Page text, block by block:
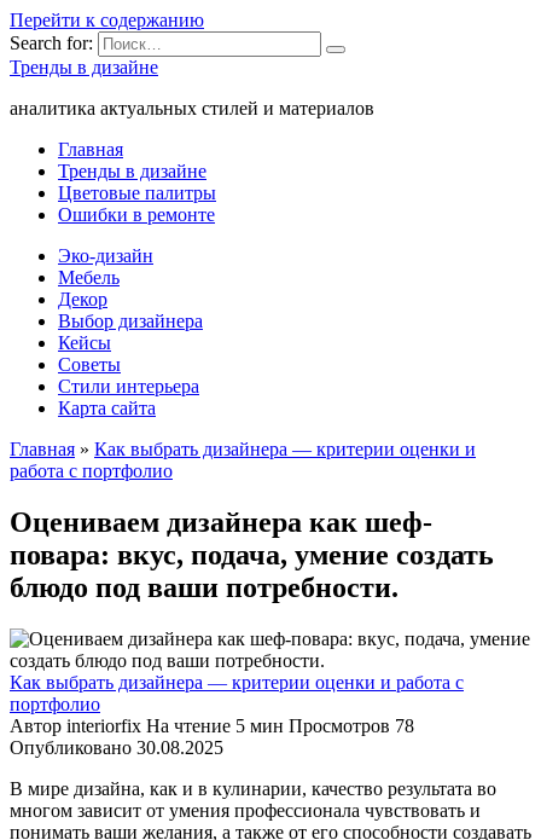
Перейти к содержанию
Search for:
Тренды в дизайне
аналитика актуальных стилей и материалов
Главная
Тренды в дизайне
Цветовые палитры
Ошибки в ремонте
Эко-дизайн
Мебель
Декор
Выбор дизайнера
Кейсы
Советы
Стили интерьера
Карта сайта
Главная » Как выбрать дизайнера — критерии оценки и
работа с портфолио
Оцениваем дизайнера как шеф-
повара: вкус, подача, умение создать
блюдо под ваши потребности.
Как выбрать дизайнера — критерии оценки и работа с
портфолио
Автор interiorfix На чтение 5 мин Просмотров 78
Опубликовано 30.08.2025
В мире дизайна, как и в кулинарии, качество результата во
многом зависит от умения профессионала чувствовать и
понимать ваши желания, а также от его способности создавать